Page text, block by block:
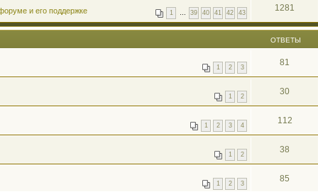
1 … 39 40 41 42 43
и его поддержке 1281
ОТВЕТЫ
1 2 3 81
1 2 30
1 2 3 4 112
1 2 38
1 2 3 85